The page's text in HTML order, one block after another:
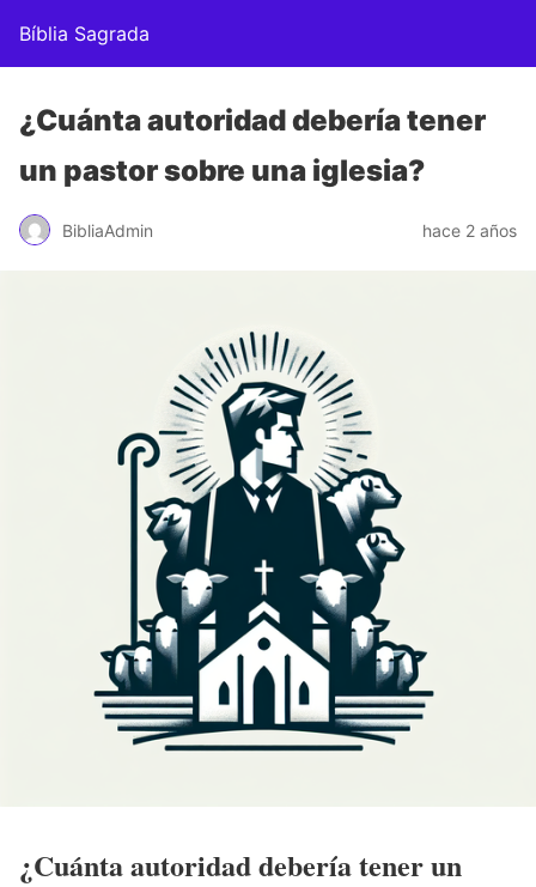
Bíblia Sagrada
¿Cuánta autoridad debería tener
un pastor sobre una iglesia?
BibliaAdmin hace 2 años
¿Cuánta autoridad debería tener un